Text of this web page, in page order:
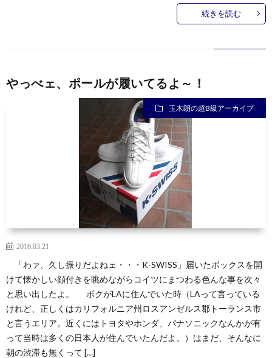
続きを読む
やっべェ、ポールが履いてるよ～！
玉木朗の超B級アーカイブ
2016.03.21
「わァ、久し振りだよねェ・・・K-SWISS」届いたボックスを開
けて懐かしい顔付きを眺めながらコイツにまつわる色んな事を次々
と思い出したよ。 ボクがLAに住んでいた時（LAって言っている
けれど、正しくはカリフォルニア州ロスアンゼルス郡トーランス市
と言うエリア。近くにはトヨタやホンダ、パナソニックなんかが有
って当時は多くの日本人が住んでいたんだよ。）はまだ、そんなに
朝の渋滞も無くって […]